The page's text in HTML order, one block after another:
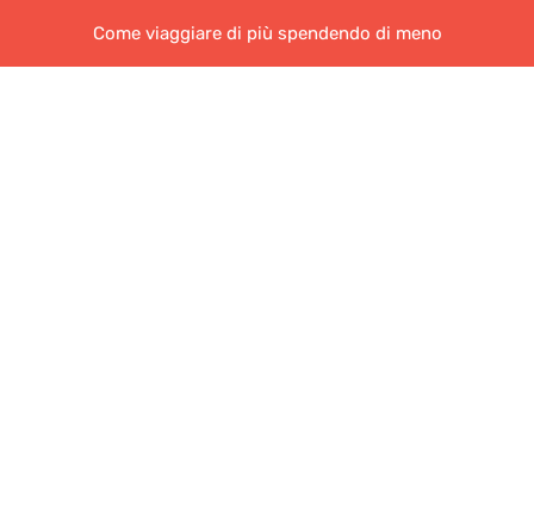
Come viaggiare di più spendendo di meno